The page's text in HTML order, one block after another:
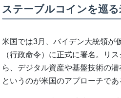
ステーブルコインを巡る
米国では3月、バイデン大統領が
（行政命令）に正式に署名。リ
ら、デジタル資産や基盤技術の
というのが米国のアプローチであ